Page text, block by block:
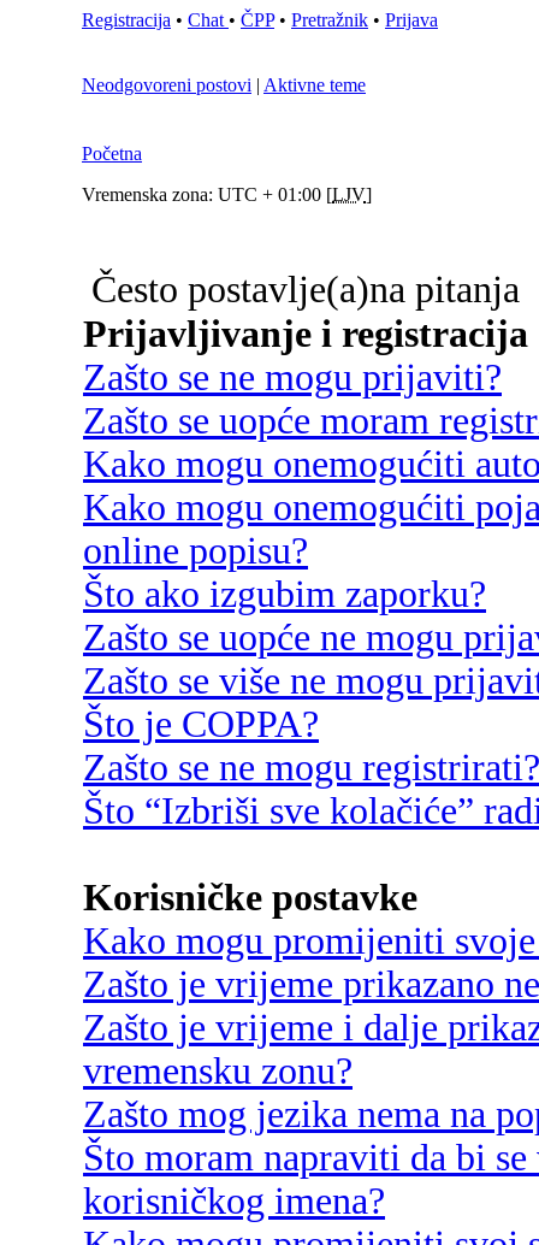
Registracija • Chat • ČPP• Pretražnik • Prijava
Neodgovoreni postovi | Aktivne teme
Početna
Vremenska zona: UTC + 01:00 [LJV]
Često postavlje(a)na pitanja
Prijavljivanje i registracija
Zašto se ne mogu prijaviti?
Zašto se uopće moram
Kako mogu onemogućiti
Kako mogu onemogućiti
online popisu?
Što ako izgubim zaporku?
Zašto se uopće ne mogu
Zašto se više ne mogu
Što je COPPA?
Zašto se ne mogu registrirati?
Što “Izbriši sve kolačiće”
Korisničke postavke
Kako mogu promijeniti svoje
Zašto je vrijeme prikazano
Zašto je vrijeme i dalje
vremensku zonu?
Zašto mog jezika nema na
Što moram napraviti da bi
korisničkog imena?